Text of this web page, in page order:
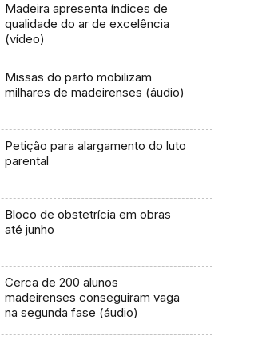
Madeira apresenta índices de
qualidade do ar de excelência
(vídeo)
Missas do parto mobilizam
milhares de madeirenses (áudio)
Petição para alargamento do luto
parental
Bloco de obstetrícia em obras
até junho
Cerca de 200 alunos
madeirenses conseguiram vaga
na segunda fase (áudio)